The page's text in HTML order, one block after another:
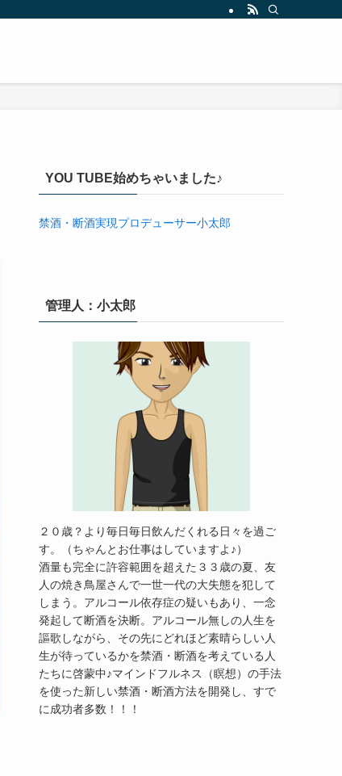
YOU TUBE始めちゃいました♪
禁酒・断酒実現プロデューサー小太郎
管理人：小太郎
２０歳？より毎日毎日飲んだくれる日々を過ご
す。（ちゃんとお仕事はしていますよ♪）
酒量も完全に許容範囲を超えた３３歳の夏、友
人の焼き鳥屋さんで一世一代の大失態を犯して
しまう。アルコール依存症の疑いもあり、一念
発起して断酒を決断。アルコール無しの人生を
謳歌しながら、その先にどれほど素晴らしい人
生が待っているかを禁酒・断酒を考えている人
たちに啓蒙中♪マインドフルネス（瞑想）の手法
を使った新しい禁酒・断酒方法を開発し、すで
に成功者多数！！！